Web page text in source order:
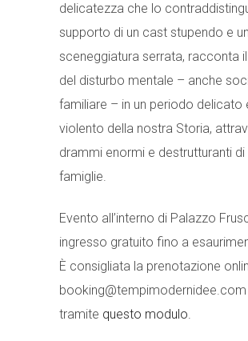
delicatezza che lo
supporto di un cast stupendo e
sceneggiatura serrata, racconta
del disturbo mentale – anche
familiare – in un periodo delicato
violento della nostra Storia,
drammi enormi e destrutturanti
famiglie.
Evento all’interno di Palazzo
ingresso gratuito fino a
È consigliata la prenotazione
tramite questo modulo.